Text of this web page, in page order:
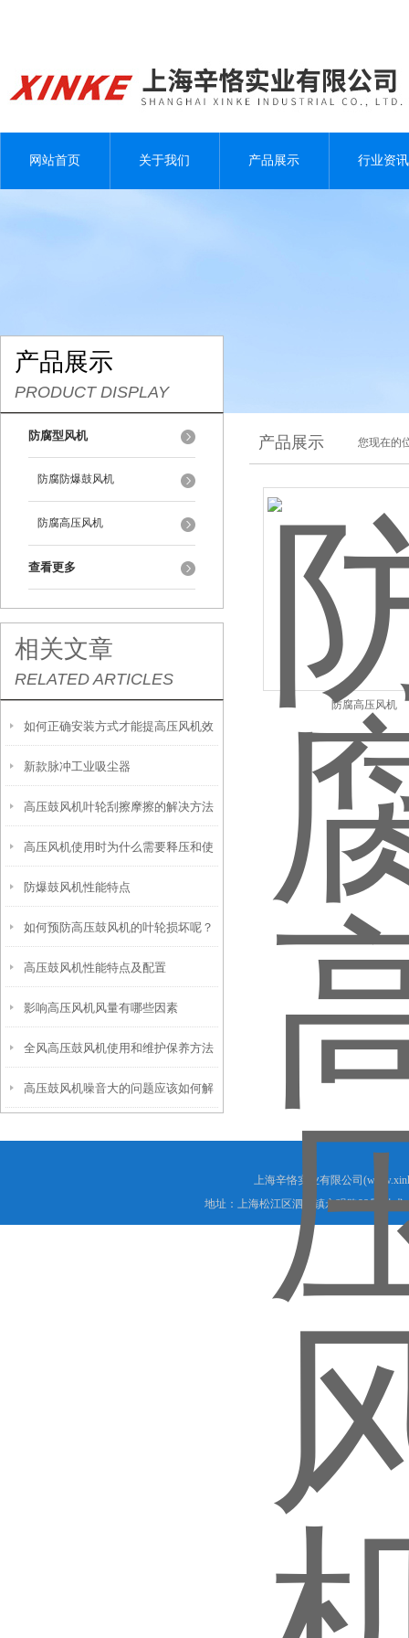
网站首页 关于我们 产品展示 行业资讯
产品展示
PRODUCT DISPLAY
防腐型风机
防腐防爆鼓风机
防腐高压风机
查看更多
相关文章
RELATED ARTICLES
如何正确安装方式才能提高压风机效
率？
新款脉冲工业吸尘器
高压鼓风机叶轮刮擦摩擦的解决方法
高压风机使用时为什么需要释压和使
用过滤器
防爆鼓风机性能特点
如何预防高压鼓风机的叶轮损坏呢？
高压鼓风机性能特点及配置
影响高压风机风量有哪些因素
全风高压鼓风机使用和维护保养方法
高压鼓风机噪音大的问题应该如何解
产品展示 您现在的
防腐高压风机
上海辛恪实业有限公司
地址：上海松江区泗泾镇永强路98号 技术